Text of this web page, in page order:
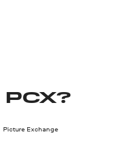
PCX?
Picture Exchange